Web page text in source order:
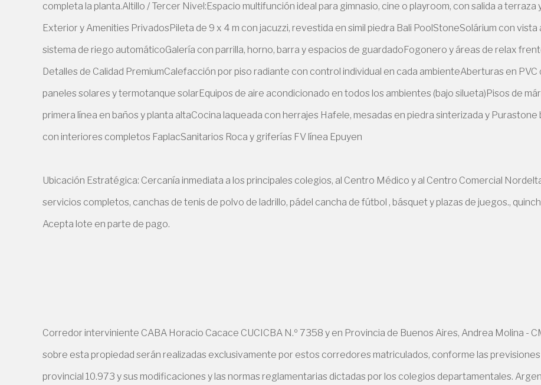
completa la planta.Altillo / Tercer Nivel:Espacio multifunción ideal para gimnasio, cine o playroom, con salida a
Exterior y Amenities PrivadosPileta de 9 x 4 m con jacuzzi, revestida en simil piedra Bali PoolStoneSolárium con
sistema de riego automáticoGalería con parrilla, horno, barra y espacios de guardadoFogonero y áreas de relax
Detalles de Calidad PremiumCalefacción por piso radiante con control individual en cada ambienteAberturas en
paneles solares y termotanque solarEquipos de aire acondicionado en todos los ambientes (bajo silueta)Pisos de
primera línea en baños y planta altaCocina laqueada con herrajes Hafele, mesadas en piedra sinterizada y
con interiores completos FaplacSanitarios Roca y griferías FV línea Epuyen
Ubicación Estratégica: Cercanía inmediata a los principales colegios, al Centro Médico y al Centro Comercial
servicios completos, canchas de tenis de polvo de ladrillo, pádel cancha de fútbol , básquet y plazas de juegos.,
Acepta lote en parte de pago.
Corredor interviniente CABA Horacio Cacace CUCICBA N.º 7358 y en Provincia de Buenos Aires, Andrea Molina -
sobre esta propiedad serán realizadas exclusivamente por estos corredores matriculados, conforme las previsiones
provincial 10.973 y sus modificaciones y las normas reglamentarias dictadas por los colegios departamentales.